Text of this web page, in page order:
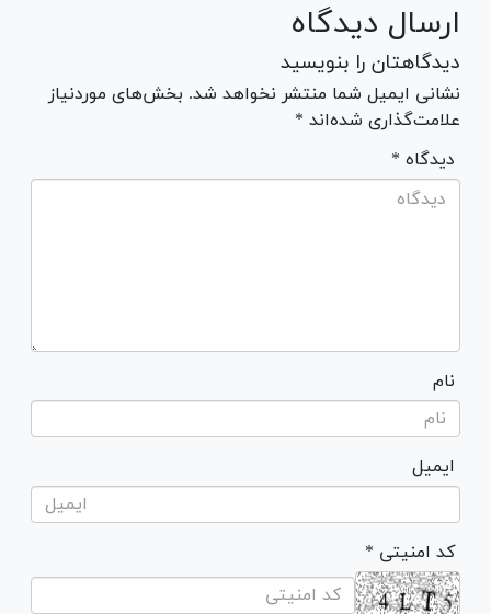
ارسال دیدگاه
دیدگاهتان را بنویسید
نشانی ایمیل شما منتشر نخواهد شد. بخش‌های موردنیاز
علامت‌گذاری شده‌اند *
* دیدگاه
نام
ایمیل
* کد امنیتی